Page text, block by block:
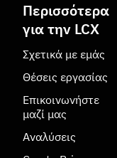
Περισσότερα
για την LCX
Σχετικά με εμάς
Θέσεις εργασίας
Επικοινωνήστε
μαζί μας
Αναλύσεις